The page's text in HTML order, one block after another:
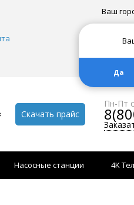
Да
Ваш
Скачать прайс
Пн-Пт
Насосные станции 4K